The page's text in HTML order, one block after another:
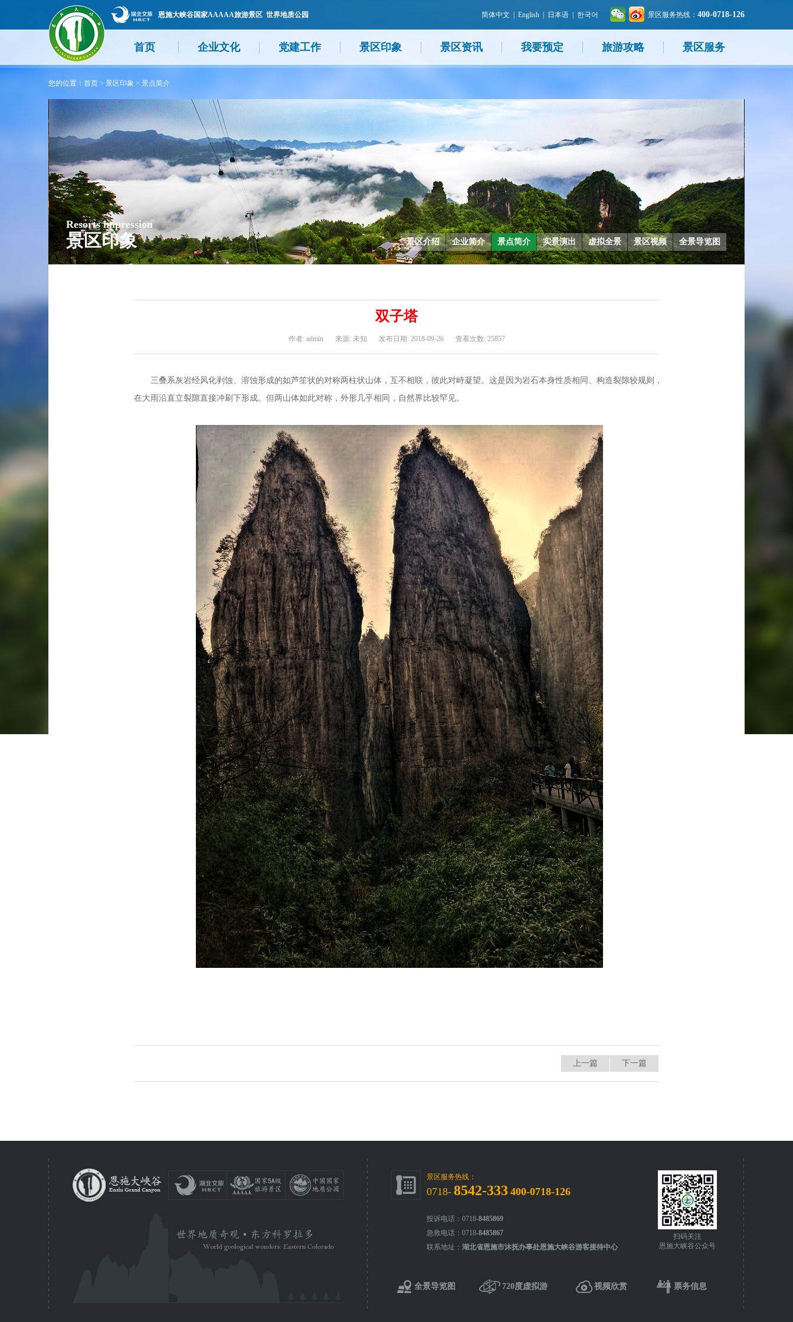
恩施大峡谷国家AAAAA旅游景区 世界地质公园 景区服务热线： 400-0718-126
简体中文 English 日本语 한국어
首页 企业文化 党建工作 景区印象 景区资讯 我要预定 旅游攻略 景区服务
您的位置： 首页 > 景区印象 > 景点简介
Resorts impression
景区印象 景区介绍 企业简介 景点简介 实景演出 虚拟全景 景区视频 全景导览图
双子塔
作者: admin 来源: 未知 发布日期: 2018-09-26 查看次数: 25857
三叠系灰岩经风化剥蚀、溶蚀形成的如芦笙状的对称两柱状山体，互不相联，彼此对峙凝望。这是因为岩石本身性质相同、构造裂隙较规则，
在大雨沿直立裂隙直接冲刷下形成。但两山体如此对称，外形几乎相同，自然界比较罕见。
上一篇 下一篇
景区服务热线：
0718- 8542-333 400-0718-126
投诉电话：0718-8485869
急救电话：0718-8485867
联系地址： 湖北省恩施市沐抚办事处恩施大峡谷游客接待中心
扫码关注
恩施大峡谷公众号
全景导览图 720度虚拟游 视频欣赏 票务信息